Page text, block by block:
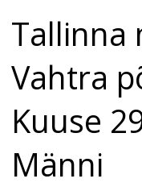
Tallinna
Vahtra
Kuuse
Männi